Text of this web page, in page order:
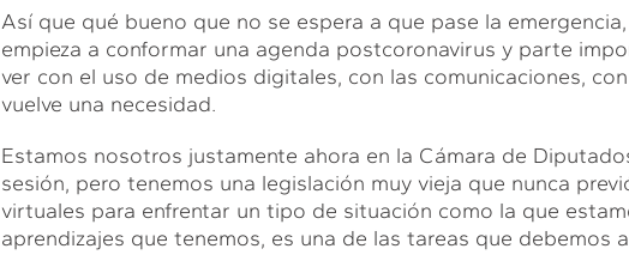
Así que qué bueno que no se espera a que pase la
empieza a conformar una agenda postcoronavirus y parte
ver con el uso de medios digitales, con las comunicaciones,
vuelve una necesidad.
Estamos nosotros justamente ahora en la Cámara de
sesión, pero tenemos una legislación muy vieja que nunca
virtuales para enfrentar un tipo de situación como la que
aprendizajes que tenemos, es una de las tareas que debemos